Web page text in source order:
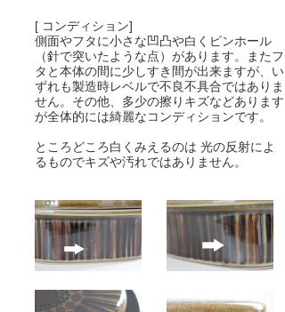
[ コンディション]
側面やフタに小さな凹凸や白くピンホール
（針で突いたような点）があります。またフ
タと本体の間に少しすき間が出来ますが、い
ずれも製造時レベルで不良不具合ではありま
せん。その他、多少の擦りキズなどあります
が全体的には綺麗なコンディションです。
ところどころ白くみえるのは 光の反射によ
るものでキズや汚れではありません。